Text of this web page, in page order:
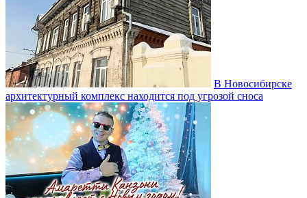
В Новосибирске
архитектурный комплекс находится под угрозой сноса